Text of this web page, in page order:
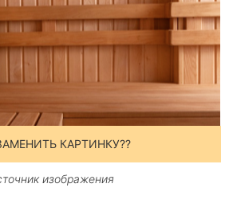
КАРТИНКУ??
изображения